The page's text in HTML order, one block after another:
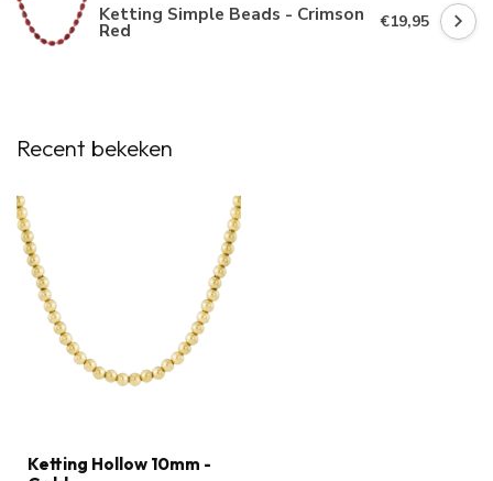
Ketting Simple Beads - Crimson
Red €19,95
Recent bekeken
Ketting Hollow 10mm -